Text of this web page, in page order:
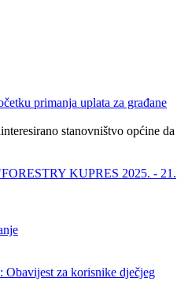
primanja uplata za građane
stanovništvo općine da
KUPRES 2025. - 21.
Obavijest za korisnike dječjeg